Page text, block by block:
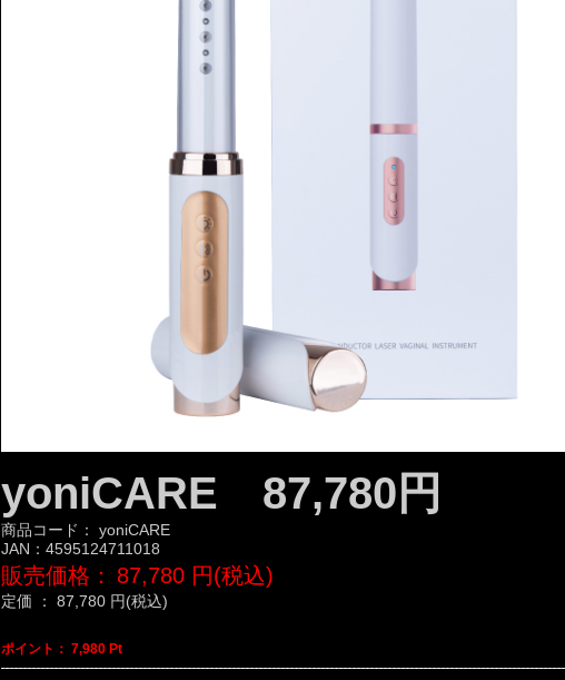
yoniCARE 87,780円
商品コード：
yoniCARE
JAN： 4595124711018
販売価格： 87,780 円(税込)
定価 ： 87,780 円(税込)
ポイント： 7,980 Pt